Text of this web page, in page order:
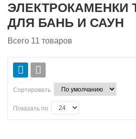
ЭЛЕКТРОКАМЕНКИ
ДЛЯ БАНЬ И САУН
Всего 11 товаров
Сортировать
Показать по